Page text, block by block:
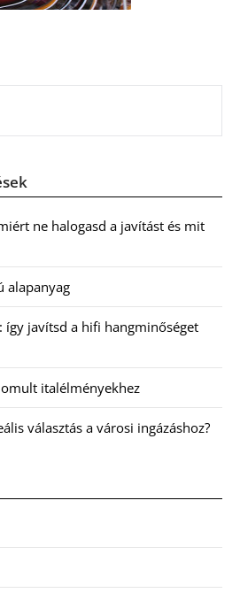
ne halogasd a javítást és mit
alapanyag
így javítsd a hifi hangminőséget
italélményekhez
választás a városi ingázáshoz?